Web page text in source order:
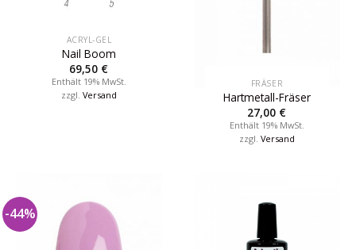
ACRYL-GEL
Nail Boom
69,50 €
Enthält 19% MwSt.
zzgl. Versand
FRÄSER
Hartmetall-Fräser
27,00 €
Enthält 19% MwSt.
zzgl. Versand
-44%